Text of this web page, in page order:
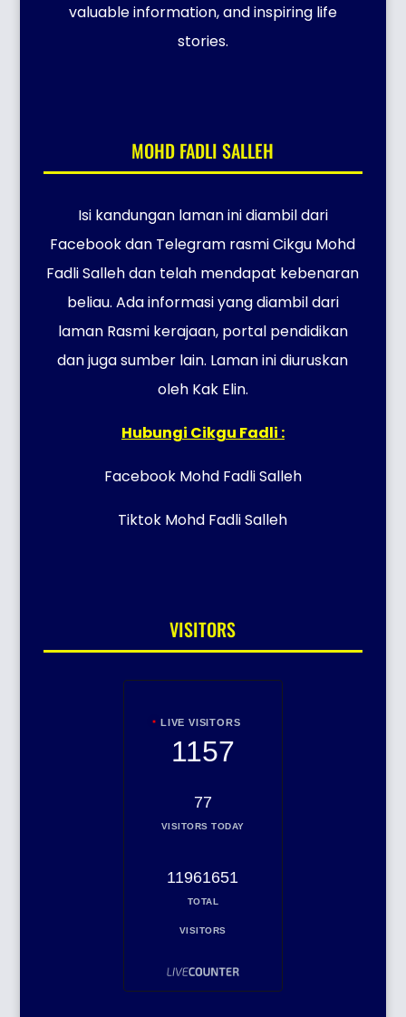
valuable information, and inspiring life
stories.
MOHD FADLI SALLEH
Isi kandungan laman ini diambil dari
Facebook dan Telegram rasmi Cikgu Mohd
Fadli Salleh dan telah mendapat kebenaran
beliau. Ada informasi yang diambil dari
laman Rasmi kerajaan, portal pendidikan
dan juga sumber lain. Laman ini diuruskan
oleh Kak Elin.
Hubungi Cikgu Fadli :
Facebook Mohd Fadli Salleh
Tiktok Mohd Fadli Salleh
VISITORS
LIVE VISITORS
1157
77
VISITORS TODAY
11961651
TOTAL
VISITORS